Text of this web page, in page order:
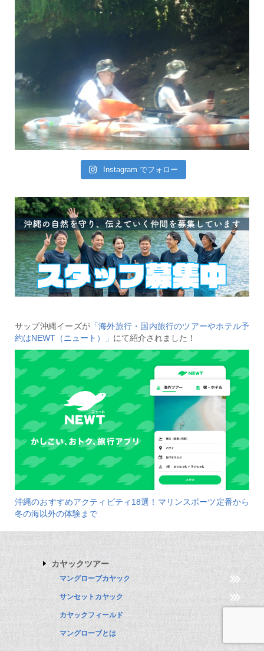
Instagram でフォロー
サップ沖縄イーズが 「海外旅行・国内旅行のツアーやホテル予
約はNEWT（ニュート）」 にて紹介されました！
沖縄のおすすめアクティビティ18選！マリンスポーツ定番から
冬の海以外の体験まで
カヤックツアー
マングローブカヤック
サンセットカヤック
カヤックフィールド
マングローブとは